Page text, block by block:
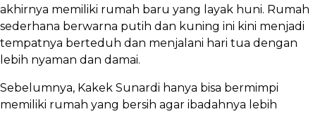
akhirnya memiliki rumah baru yang layak huni. Rumah
sederhana berwarna putih dan kuning ini kini menjadi
tempatnya berteduh dan menjalani hari tua dengan
lebih nyaman dan damai.
Sebelumnya, Kakek Sunardi hanya bisa bermimpi
memiliki rumah yang bersih agar ibadahnya lebih